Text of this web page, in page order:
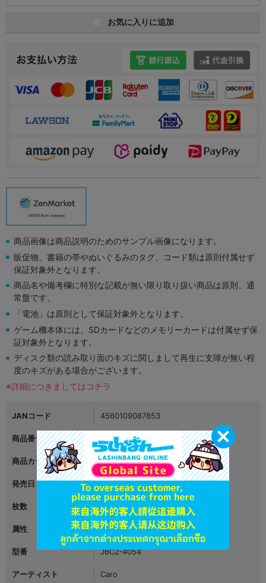
お気に入りに追加
商品画像は商品説明のためのサンプル画像になります。
販促物、書籍の帯やぬいぐるみのタグ、コード類は原則付属せず
保証対象外となります。
商品名や備考欄に特別な記載が無い限り取り扱い商品は原則、通
常盤です。
「電池」は原則として保証対象外となります。
ゲーム機本体には、SDカードなどのメモリーカードは付属せず保
証対象外となります。
ディスク類の読み取り面のキズに関しまして再生に支障が無い程
度のキズがある場合がございます。
※詳細につきましてはコチラ
JANコード 4560109087853
商品番号 L02809739
商品カテゴリ 映像・音楽
発売日 2019年08月07日
枚数 2
属性 ゲーム
型番 JBCZ-4054
アーティスト Caro